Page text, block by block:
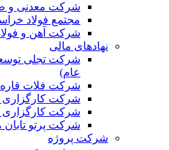
شرکت معدنی و
مجتمع فولاد
شرکت آهن و
نهادهای مالی
شرکت تجلی
عام)
شرکت فلات قاره
شرکت
شرکت
شرکت پرتو
شرکت پروژه